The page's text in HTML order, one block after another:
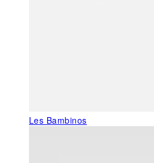
Les Bambinos